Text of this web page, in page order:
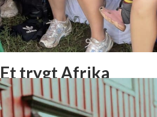
Et trygt Afrika